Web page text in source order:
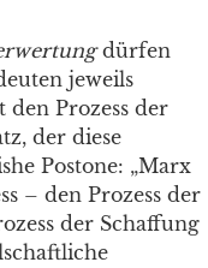
dürfen
jeweils
den Prozess der
der diese
Postone: „Marx
– den Prozess der
der Schaffung